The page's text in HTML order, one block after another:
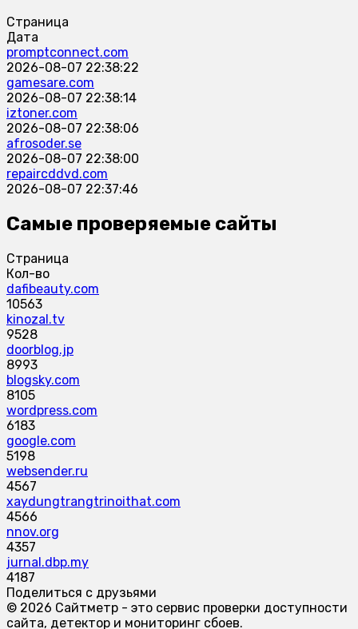
Страница
Дата
promptconnect.com
2026-08-07 22:38:22
gamesare.com
2026-08-07 22:38:14
iztoner.com
2026-08-07 22:38:06
afrosoder.se
2026-08-07 22:38:00
repaircddvd.com
2026-08-07 22:37:46
Самые проверяемые сайты
Страница
Кол-во
dafibeauty.com
10563
kinozal.tv
9528
doorblog.jp
8993
blogsky.com
8105
wordpress.com
6183
google.com
5198
websender.ru
4567
xaydungtrangtrinoithat.com
4566
nnov.org
4357
jurnal.dbp.my
4187
Поделиться с друзьями
© 2026 Сайтметр - это сервис проверки доступности
сайта, детектор и мониторинг сбоев.